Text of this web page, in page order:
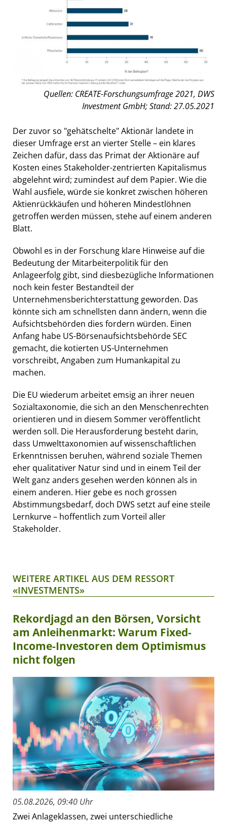
Quellen: CREATE-Forschungsumfrage 2021, DWS
Investment GmbH; Stand: 27.05.2021
Der zuvor so "gehätschelte" Aktionär landete in
dieser Umfrage erst an vierter Stelle – ein klares
Zeichen dafür, dass das Primat der Aktionäre auf
Kosten eines Stakeholder-zentrierten Kapitalismus
abgelehnt wird; zumindest auf dem Papier. Wie die
Wahl ausfiele, würde sie konkret zwischen höheren
Aktienrückkäufen und höheren Mindestlöhnen
getroffen werden müssen, stehe auf einem anderen
Blatt.
Obwohl es in der Forschung klare Hinweise auf die
Bedeutung der Mitarbeiterpolitik für den
Anlageerfolg gibt, sind diesbezügliche Informationen
noch kein fester Bestandteil der
Unternehmensberichterstattung geworden. Das
könnte sich am schnellsten dann ändern, wenn die
Aufsichtsbehörden dies fordern würden. Einen
Anfang habe US-Börsenaufsichtsbehörde SEC
gemacht, die kotierten US-Unternehmen
vorschreibt, Angaben zum Humankapital zu
machen.
Die EU wiederum arbeitet emsig an ihrer neuen
Sozialtaxonomie, die sich an den Menschenrechten
orientieren und in diesem Sommer veröffentlicht
werden soll. Die Herausforderung besteht darin,
dass Umwelttaxonomien auf wissenschaftlichen
Erkenntnissen beruhen, während soziale Themen
eher qualitativer Natur sind und in einem Teil der
Welt ganz anders gesehen werden können als in
einem anderen. Hier gebe es noch grossen
Abstimmungsbedarf, doch DWS setzt auf eine steile
Lernkurve – hoffentlich zum Vorteil aller
Stakeholder.
WEITERE ARTIKEL AUS DEM RESSORT
«INVESTMENTS»
Rekordjagd an den Börsen, Vorsicht
am Anleihenmarkt: Warum Fixed-
Income-Investoren dem Optimismus
nicht folgen
05.08.2026, 09:40 Uhr
Zwei Anlageklassen, zwei unterschiedliche